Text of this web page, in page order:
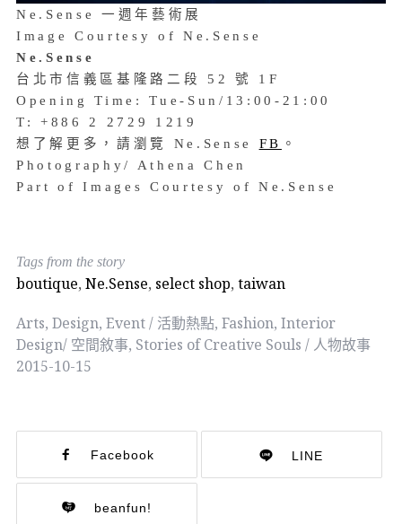
Ne.Sense 一週年藝術展
Image Courtesy of Ne.Sense
Ne.Sense
台北市信義區基隆路二段 52 號 1F
Opening Time: Tue-Sun/13:00-21:00
T: +886 2 2729 1219
想了解更多，請瀏覽 Ne.Sense FB 。
Photography/ Athena Chen
Part of Images Courtesy of Ne.Sense
Tags from the story
boutique, Ne.Sense, select shop, taiwan
Arts, Design, Event / 活動熱點, Fashion, Interior
Design/ 空間敘事, Stories of Creative Souls / 人物故事
2015-10-15
Facebook LINE
beanfun!